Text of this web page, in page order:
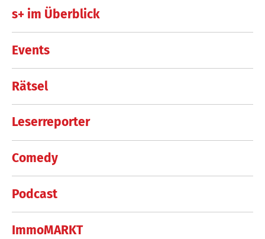
s+ im Überblick
Events
Rätsel
Leserreporter
Comedy
Podcast
ImmoMARKT